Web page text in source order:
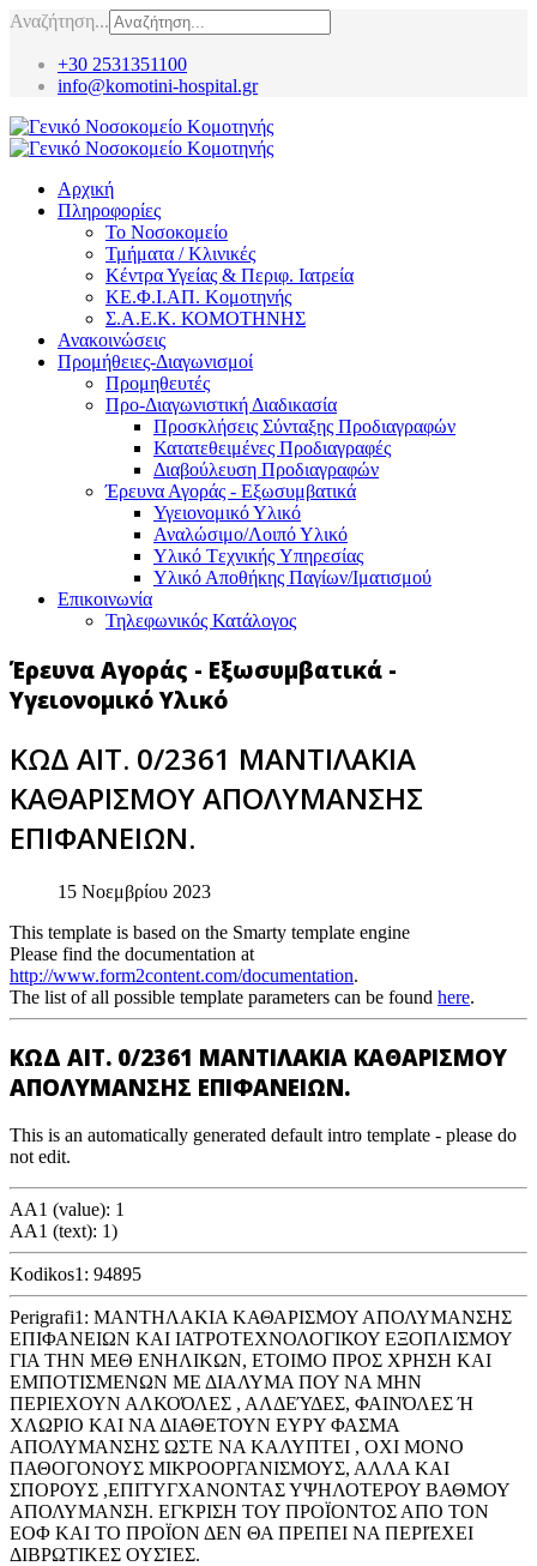
Αναζήτηση...
+30 2531351100
info@komotini-hospital.gr
Αρχική
Πληροφορίες
Το Νοσοκομείο
Τμήματα / Κλινικές
Κέντρα Υγείας & Περιφ. Ιατρεία
ΚΕ.Φ.Ι.ΑΠ. Κομοτηνής
Σ.Α.Ε.Κ. ΚΟΜΟΤΗΝΗΣ
Ανακοινώσεις
Προμήθειες-Διαγωνισμοί
Προμηθευτές
Προ-Διαγωνιστική Διαδικασία
Προσκλήσεις Σύνταξης Προδιαγραφών
Κατατεθειμένες Προδιαγραφές
Διαβούλευση Προδιαγραφών
Έρευνα Αγοράς - Εξωσυμβατικά
Υγειονομικό Υλικό
Αναλώσιμο/Λοιπό Υλικό
Υλικό Tεχνικής Yπηρεσίας
Υλικό Αποθήκης Παγίων/Ιματισμού
Επικοινωνία
Τηλεφωνικός Κατάλογος
Έρευνα Αγοράς - Εξωσυμβατικά -
Υγειονομικό Υλικό
ΚΩΔ ΑΙΤ. 0/2361 ΜΑΝΤΙΛΑΚΙΑ
ΚΑΘΑΡΙΣΜΟΥ ΑΠΟΛΥΜΑΝΣΗΣ
ΕΠΙΦΑΝΕΙΩΝ.
15 Νοεμβρίου 2023
This template is based on the Smarty template engine
Please find the documentation at
http://www.form2content.com/documentation.
The list of all possible template parameters can be found here.
ΚΩΔ ΑΙΤ. 0/2361 ΜΑΝΤΙΛΑΚΙΑ ΚΑΘΑΡΙΣΜΟΥ
ΑΠΟΛΥΜΑΝΣΗΣ ΕΠΙΦΑΝΕΙΩΝ.
This is an automatically generated default intro template - please do
not edit.
AA1 (value): 1
AA1 (text): 1)
Kodikos1: 94895
Perigrafi1: ΜΑΝΤΗΛΑΚΙΑ ΚΑΘΑΡΙΣΜΟΥ ΑΠΟΛΥΜΑΝΣΗΣ
ΕΠΙΦΑΝΕΙΩΝ ΚΑΙ ΙΑΤΡΟΤΕΧΝΟΛΟΓΙΚΟΥ ΕΞΟΠΛΙΣΜΟΥ
ΓΙΑ ΤΗΝ ΜΕΘ ΕΝΗΛΙΚΩΝ, ΕΤΟΙΜΟ ΠΡΟΣ ΧΡΗΣΗ ΚΑΙ
ΕΜΠΟΤΙΣΜΕΝΩΝ ΜΕ ΔΙΑΛΥΜΑ ΠΟΥ ΝΑ ΜΗΝ
ΠΕΡΙΕΧΟΥΝ ΑΛΚΟΌΛΕΣ , ΑΛΔΕΎΔΕΣ, ΦΑΙΝΌΛΕΣ Ή
ΧΛΩΡΙΟ ΚΑΙ ΝΑ ΔΙΑΘΕΤΟΥΝ ΕΥΡΥ ΦΑΣΜΑ
ΑΠΟΛΥΜΑΝΣΗΣ ΩΣΤΕ ΝΑ ΚΑΛΥΠΤΕΙ , ΟΧΙ ΜΟΝΟ
ΠΑΘΟΓΟΝΟΥΣ ΜΙΚΡΟΟΡΓΑΝΙΣΜΟΥΣ, ΑΛΛΑ ΚΑΙ
ΣΠΟΡΟΥΣ ,ΕΠΙΤΥΓΧΑΝΟΝΤΑΣ ΥΨΗΛΟΤΕΡΟΥ ΒΑΘΜΟΥ
ΑΠΟΛΥΜΑΝΣΗ. ΕΓΚΡΙΣΗ ΤΟΥ ΠΡΟΪΟΝΤΟΣ ΑΠΟ ΤΟΝ
ΕΟΦ ΚΑΙ ΤΟ ΠΡΟΪΟΝ ΔΕΝ ΘΑ ΠΡΕΠΕΙ ΝΑ ΠΕΡΙΈΧΕΙ
ΔΙΒΡΩΤΙΚΕΣ ΟΥΣΊΕΣ.